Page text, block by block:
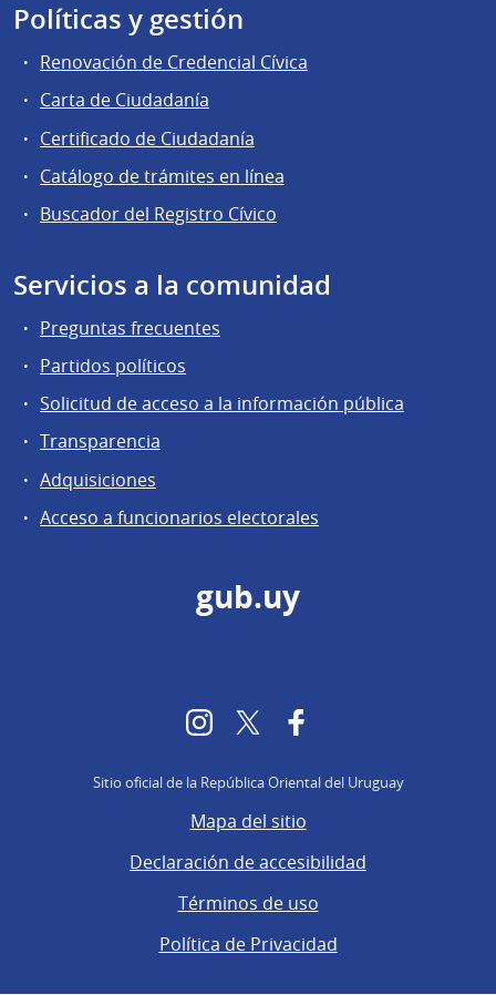
Políticas y gestión
Renovación de Credencial Cívica
Carta de Ciudadanía
Certificado de Ciudadanía
Catálogo de trámites en línea
Buscador del Registro Cívico
Servicios a la comunidad
Preguntas frecuentes
Partidos políticos
Solicitud de acceso a la información pública
Transparencia
Adquisiciones
Acceso a funcionarios electorales
gub.uy
Instagram
Twitter
Sitio oficial de la República Oriental del Uruguay
Mapa del sitio
Declaración de accesibilidad
Términos de uso
Política de Privacidad